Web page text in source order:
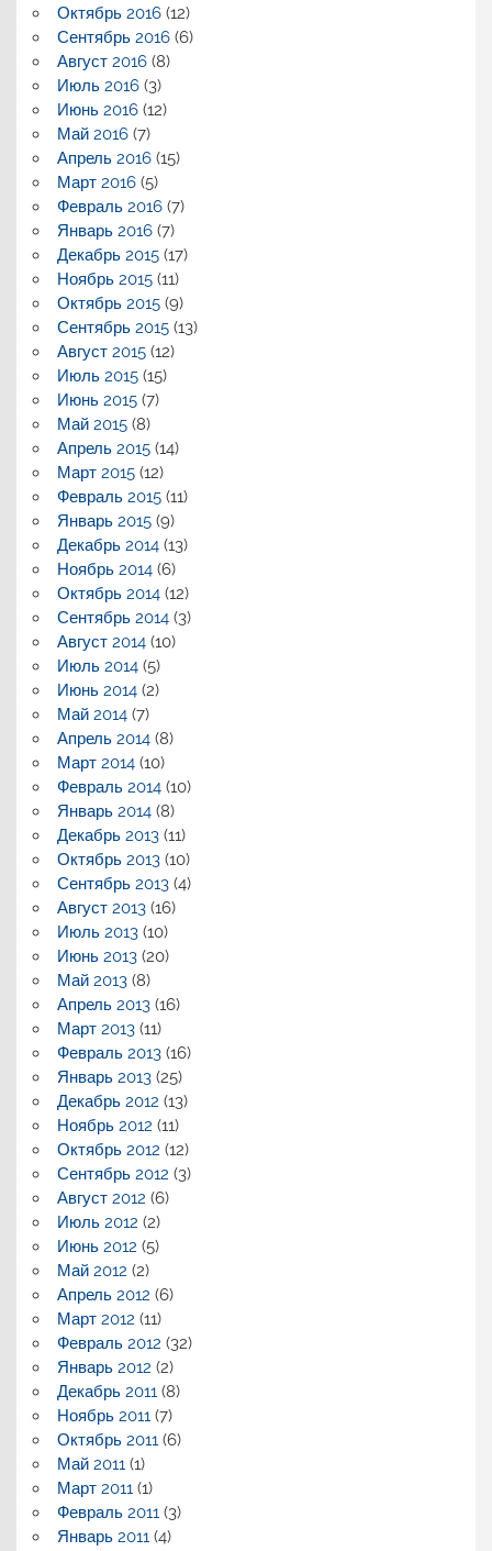
Октябрь 2016(12)
Сентябрь 2016(6)
Август 2016(8)
Июль 2016(3)
Июнь 2016(12)
Май 2016(7)
Апрель 2016(15)
Март 2016(5)
Февраль 2016(7)
Январь 2016(7)
Декабрь 2015(17)
Ноябрь 2015(11)
Октябрь 2015(9)
Сентябрь 2015(13)
Август 2015(12)
Июль 2015(15)
Июнь 2015(7)
Май 2015(8)
Апрель 2015(14)
Март 2015(12)
Февраль 2015(11)
Январь 2015(9)
Декабрь 2014(13)
Ноябрь 2014(6)
Октябрь 2014(12)
Сентябрь 2014(3)
Август 2014(10)
Июль 2014(5)
Июнь 2014(2)
Май 2014(7)
Апрель 2014(8)
Март 2014(10)
Февраль 2014(10)
Январь 2014(8)
Декабрь 2013(11)
Октябрь 2013(10)
Сентябрь 2013(4)
Август 2013(16)
Июль 2013(10)
Июнь 2013(20)
Май 2013(8)
Апрель 2013(16)
Март 2013(11)
Февраль 2013(16)
Январь 2013(25)
Декабрь 2012 (13)
Ноябрь 2012 (11)
Октябрь 2012 (12)
Сентябрь 2012 (3)
Август 2012 (6)
Июль 2012 (2)
Июнь 2012 (5)
Май 2012 (2)
Апрель 2012 (6)
Март 2012 (11)
Февраль 2012 (32)
Январь 2012 (2)
Декабрь 2011(8)
Ноябрь 2011(7)
Октябрь 2011(6)
Май 2011(1)
Март 2011(1)
Февраль 2011(3)
Январь 2011(4)